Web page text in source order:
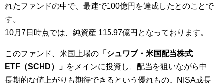
れたファンドの中で、最速で100億円を達成したとのことで
す。
10月7日時点では、純資産 115.97億円となっております。
このファンド、米国上場の 「シュワブ・米国配当株式
ETF（SCHD）」 をメインに投資し、配当を狙いながら中
長期的な値上がりも期待できるという優れもの。NISA成長